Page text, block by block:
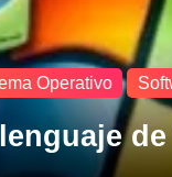
Operativo